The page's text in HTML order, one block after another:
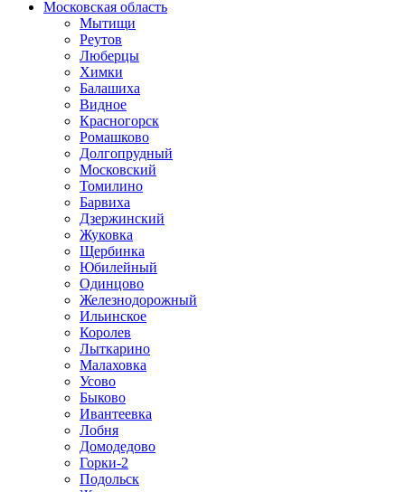
Московская область
Мытищи
Реутов
Люберцы
Химки
Балашиха
Видное
Красногорск
Ромашково
Долгопрудный
Московский
Томилино
Барвиха
Дзержинский
Жуковка
Щербинка
Юбилейный
Одинцово
Железнодорожный
Ильинское
Королев
Лыткарино
Малаховка
Усово
Быково
Ивантеевка
Лобня
Домодедово
Горки-2
Подольск